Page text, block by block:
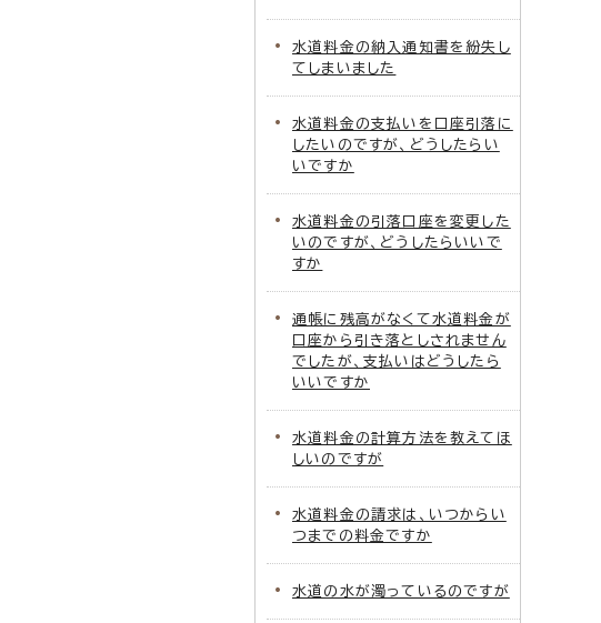
水道料金の納入通知書を紛失し
てしまいました
水道料金の支払いを口座引落に
したいのですが、どうしたらい
いですか
水道料金の引落口座を変更した
いのですが、どうしたらいいで
すか
通帳に残高がなくて水道料金が
口座から引き落としされません
でしたが、支払いはどうしたら
いいですか
水道料金の計算方法を教えてほ
しいのですが
水道料金の請求は、いつからい
つまでの料金ですか
水道の水が濁っているのですが